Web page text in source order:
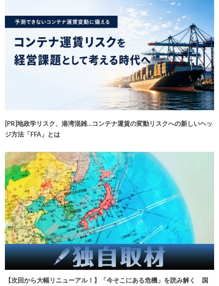
[PR]地政学リスク、港湾混雑…コンテナ運賃の変動リスクへの新しいヘッ
ジ方法「FFA」とは
【次回から大幅リニューアル！】「今そこにある危機」を読み解く 国